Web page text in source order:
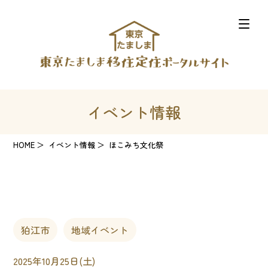
イベント情報
HOME イベント情報 ほこみち文化祭
狛江市 地域イベント
2025年10月25日(土)